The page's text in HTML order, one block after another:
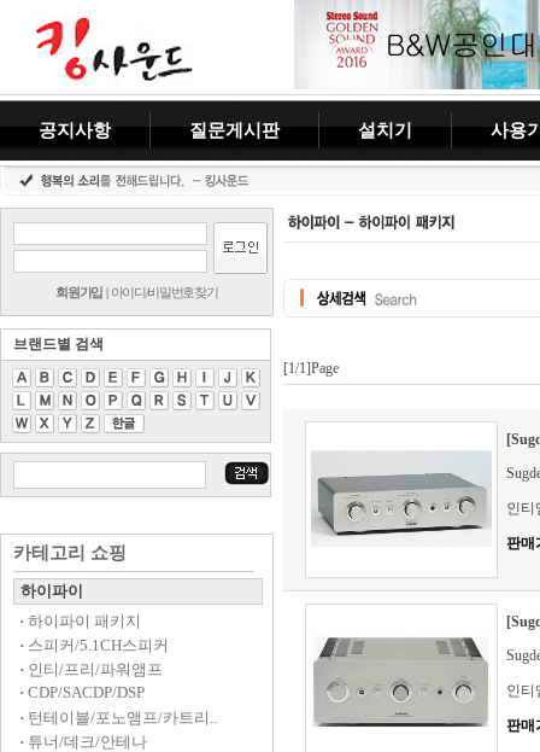
공지사항 질문게시판 설치기 사용
회원가입 | 아이디/비밀번호찾기
브랜드별 검색
카테고리 쇼핑
하이파이
· 하이파이 패키지
· 스피커/5.1CH스피커
· 인티/프리/파워앰프
· CDP/SACDP/DSP
· 턴테이블/포노앰프/카트리..
· 튜너/데크/안테나
[1/1]Page
인티
판매
인티
판매